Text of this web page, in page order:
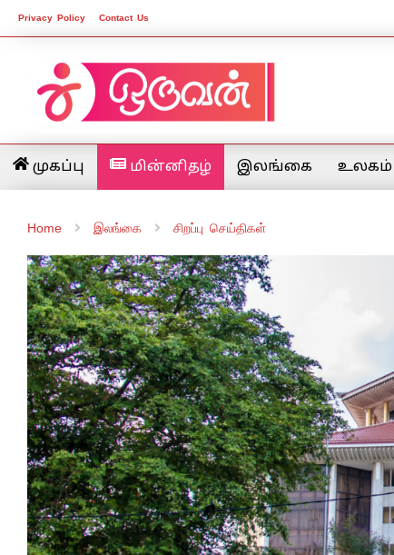
Privacy Policy Contact Us
முகப்பு மின்னிதழ் இலங்கை உலகம்
Home இலங்கை சிறப்பு செய்திகள்